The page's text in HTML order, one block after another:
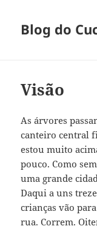
Blog do
Visão
As árvores
canteiro central
estou muito
pouco. Como
uma grande
Daqui a uns
crianças vão
rua. Correm.